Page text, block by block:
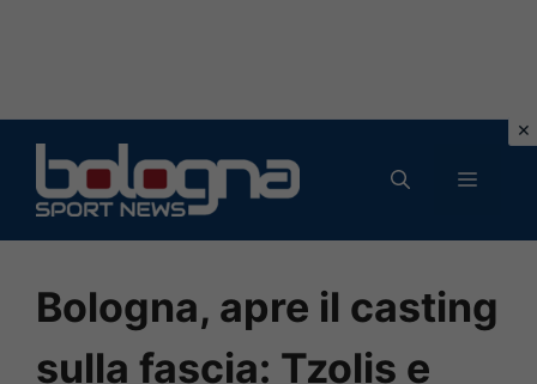
contenuto
MENU
Bologna, apre il casting
sulla fascia: Tzolis e